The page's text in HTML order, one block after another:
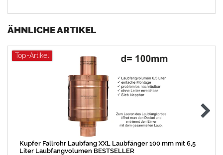
ÄHNLICHE ARTIKEL
Top-Artikel
Kupfer Fallrohr Laubfang XXL Laubfänger 100 mm mit 6,5
Liter Laubfangvolumen BESTSELLER